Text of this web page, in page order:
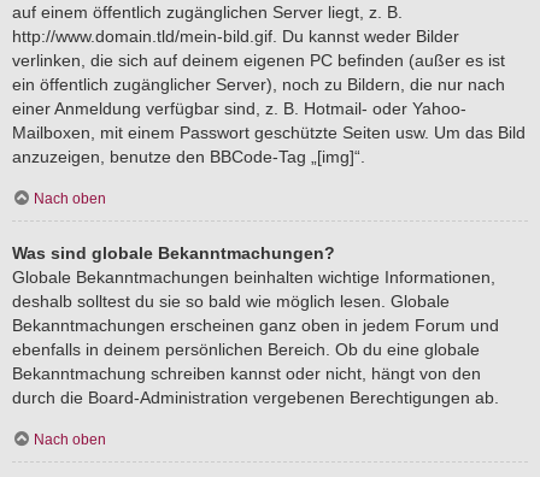
auf einem öffentlich zugänglichen Server liegt, z. B.
http://www.domain.tld/mein-bild.gif. Du kannst weder Bilder
verlinken, die sich auf deinem eigenen PC befinden (außer es ist
ein öffentlich zugänglicher Server), noch zu Bildern, die nur nach
einer Anmeldung verfügbar sind, z. B. Hotmail- oder Yahoo-
Mailboxen, mit einem Passwort geschützte Seiten usw. Um das Bild
anzuzeigen, benutze den BBCode-Tag „[img]“.
Nach oben
Was sind globale Bekanntmachungen?
Globale Bekanntmachungen beinhalten wichtige Informationen,
deshalb solltest du sie so bald wie möglich lesen. Globale
Bekanntmachungen erscheinen ganz oben in jedem Forum und
ebenfalls in deinem persönlichen Bereich. Ob du eine globale
Bekanntmachung schreiben kannst oder nicht, hängt von den
durch die Board-Administration vergebenen Berechtigungen ab.
Nach oben